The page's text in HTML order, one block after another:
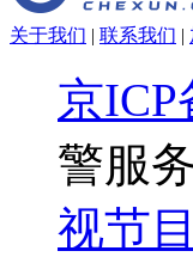
关于我们 | 联系我们 |
京ICP
警服
视节